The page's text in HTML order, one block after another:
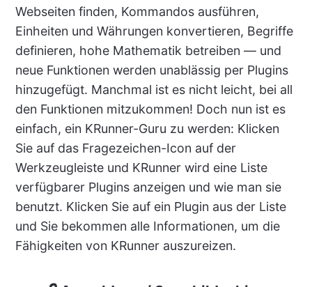
Webseiten finden, Kommandos ausführen,
Einheiten und Währungen konvertieren, Begriffe
definieren, hohe Mathematik betreiben — und
neue Funktionen werden unablässig per Plugins
hinzugefügt. Manchmal ist es nicht leicht, bei all
den Funktionen mitzukommen! Doch nun ist es
einfach, ein KRunner-Guru zu werden: Klicken
Sie auf das Fragezeichen-Icon auf der
Werkzeugleiste und KRunner wird eine Liste
verfügbarer Plugins anzeigen und wie man sie
benutzt. Klicken Sie auf ein Plugin aus der Liste
und Sie bekommen alle Informationen, um die
Fähigkeiten von KRunner auszureizen.